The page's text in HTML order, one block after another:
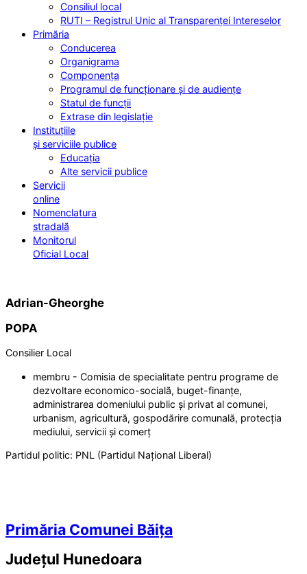
Consiliul local
RUTI – Registrul Unic al Transparenței Intereselor
Primăria
Conducerea
Organigrama
Componența
Programul de funcționare și de audiențe
Statul de funcții
Extrase din legislație
Instituțiile
și serviciile publice
Educația
Alte servicii publice
Servicii
online
Nomenclatura
stradală
Monitorul
Oficial Local
Adrian-Gheorghe
POPA
Consilier Local
membru - Comisia de specialitate pentru programe de
dezvoltare economico-socială, buget-finanțe,
administrarea domeniului public și privat al comunei,
urbanism, agricultură, gospodărire comunală, protecția
mediului, servicii și comerț
Partidul politic: PNL (Partidul Național Liberal)
Primăria Comunei Băița
Județul Hunedoara